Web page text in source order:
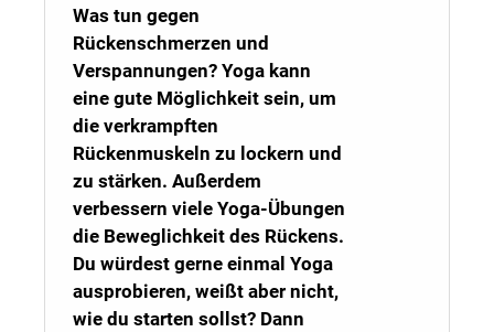
Was tun gegen
Rückenschmerzen und
Verspannungen? Yoga kann
eine gute Möglichkeit sein, um
die verkrampften
Rückenmuskeln zu lockern und
zu stärken. Außerdem
verbessern viele Yoga-Übungen
die Beweglichkeit des Rückens.
Du würdest gerne einmal Yoga
ausprobieren, weißt aber nicht,
wie du starten sollst? Dann